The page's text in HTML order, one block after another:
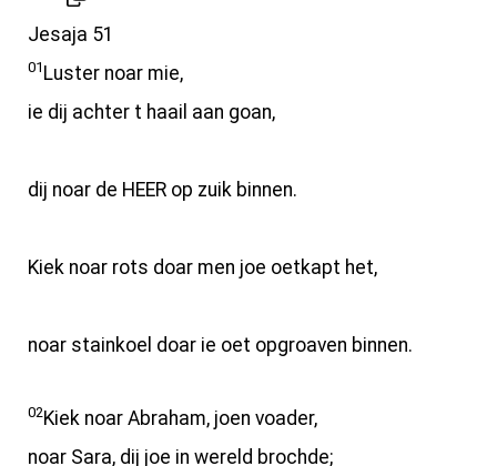
Jesaja 51
01 Luster noar mie,
ie dij achter t haail aan goan,
dij noar de HEER op zuik binnen.
Kiek noar rots doar men joe oetkapt het,
noar stainkoel doar ie oet opgroaven binnen.
02Kiek noar Abraham, joen voader,
noar Sara, dij joe in wereld brochde;